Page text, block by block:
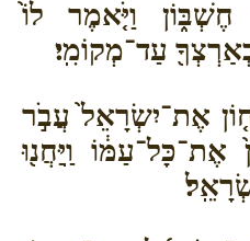
וַיֹּ֤אמֶר לוֹ֙
עַד־מְקוֹמִֽי׃
אֶת־יִשְׂרָאֵל֙ עֲבֹ֣ר
אֶת־כָּל־עַמּ֔וֹ וַֽיַּחֲנ֖וּ